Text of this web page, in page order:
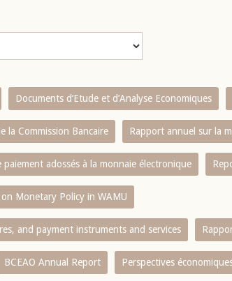
Documents d’Etude et d’Analyse Economiques
la Commission Bancaire Rapport annuel sur la
adossés à la monnaie électronique
Monetary Policy in WAMU
and payment instruments and services
BCEAO Annual Report Perspectives